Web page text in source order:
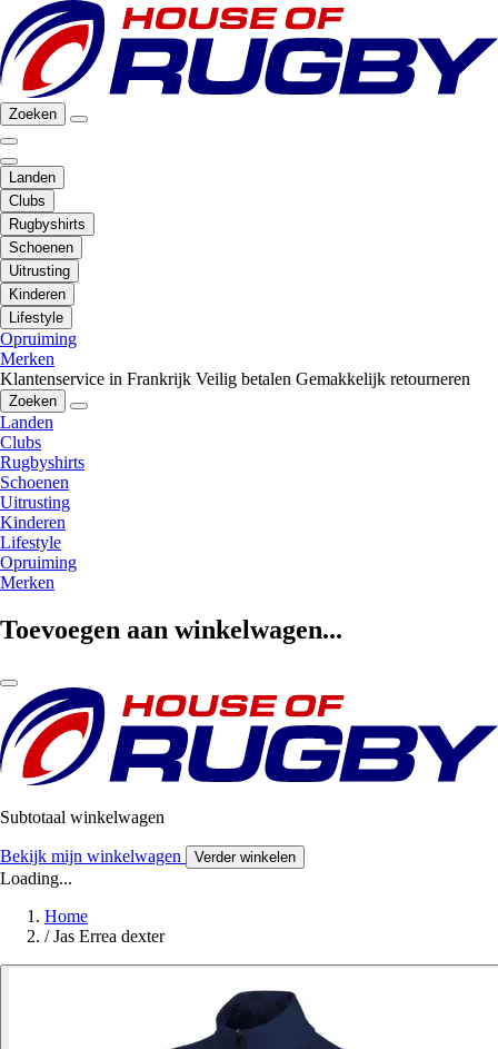
Zoeken
Landen
Clubs
Rugbyshirts
Schoenen
Uitrusting
Kinderen
Lifestyle
Opruiming
Merken
Klantenservice in Frankrijk Veilig betalen Gemakkelijk retourneren
Zoeken
Landen
Clubs
Rugbyshirts
Schoenen
Uitrusting
Kinderen
Lifestyle
Opruiming
Merken
Toevoegen aan winkelwagen...
Subtotaal winkelwagen
Bekijk mijn winkelwagen Verder winkelen
Loading...
Home
/ Jas Errea dexter